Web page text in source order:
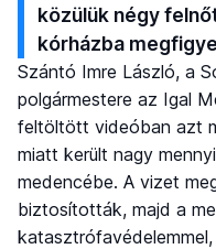
közülük négy
kórházba
Szántó Imre László, a
polgármestere az Igal
feltöltött videóban azt
miatt került nagy
medencébe. A vizet
biztosították, majd a